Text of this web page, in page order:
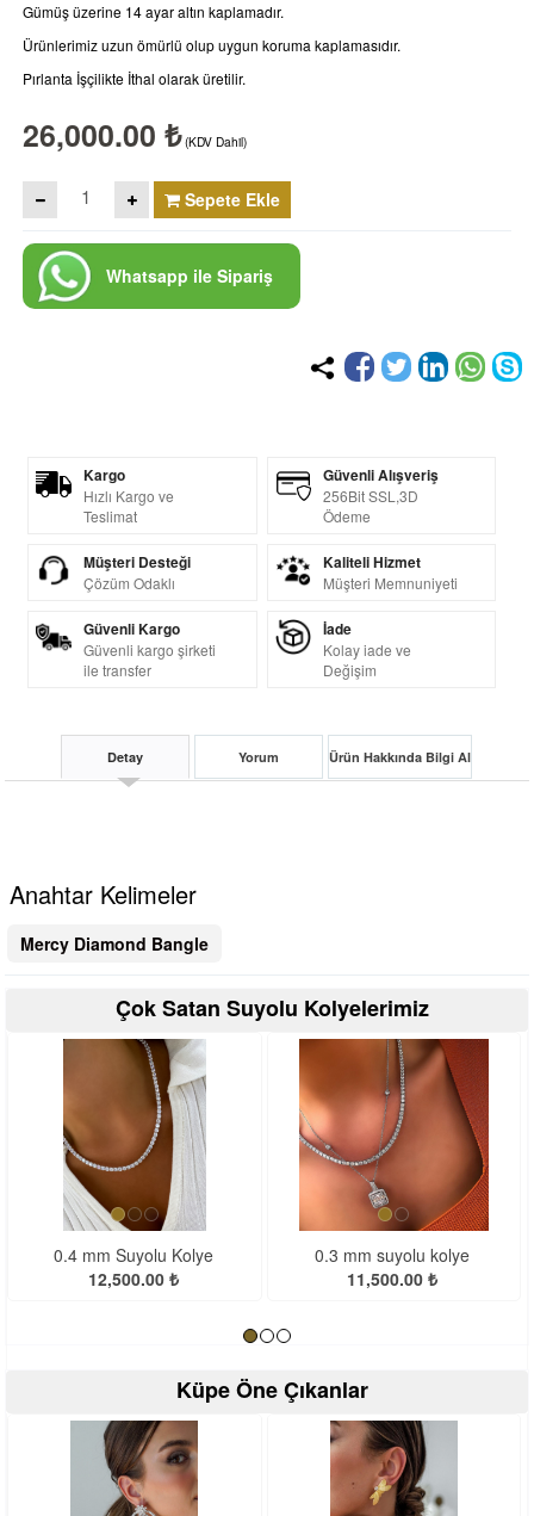
Gümüş üzerine 14 ayar altın kaplamadır.
Ürünlerimiz uzun ömürlü olup uygun koruma kaplamasıdır.
Pırlanta İşçilikte İthal olarak üretilir.
26,000.00 ₺ (KDV Dahil)
Sepete Ekle
Whatsapp ile Sipariş
Kargo
Hızlı Kargo ve
Teslimat
Güvenli Alışveriş
256Bit SSL,3D
Ödeme
Müşteri Desteği
Çözüm Odaklı
Kaliteli Hizmet
Müşteri Memnuniyeti
Güvenli Kargo
Güvenli kargo şirketi
ile transfer
İade
Kolay iade ve
Değişim
Detay Yorum Ürün Hakkında Bilgi Al
Anahtar Kelimeler
Mercy Diamond Bangle
Çok Satan Suyolu Kolyelerimiz
0.4 mm Suyolu Kolye
12,500.00 ₺
0.3 mm suyolu kolye
11,500.00 ₺
Küpe Öne Çıkanlar